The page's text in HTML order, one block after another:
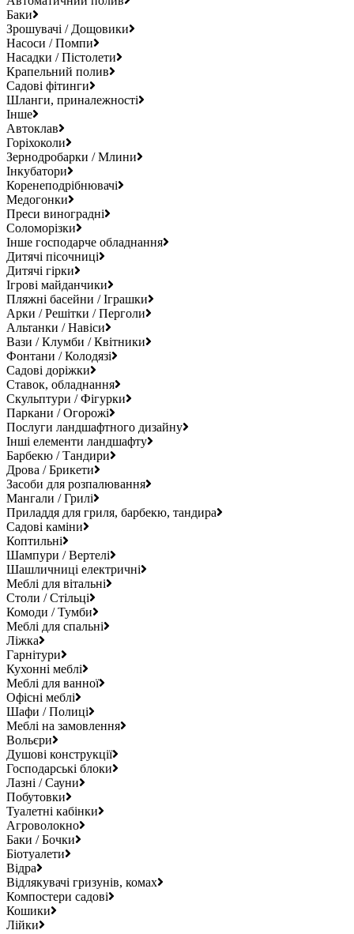
Баки
Зрошувачі / Дощовики
Насоси / Помпи
Насадки / Пістолети
Крапельний полив
Садові фітинги
Шланги, приналежності
Інше
Автоклав
Горіхоколи
Зернодробарки / Млини
Інкубатори
Коренеподрібнювачі
Медогонки
Преси виноградні
Соломорізки
Інше господарче обладнання
Дитячі пісочниці
Дитячі гірки
Ігрові майданчики
Пляжні басейни / Іграшки
Арки / Решітки / Перголи
Альтанки / Навіси
Вази / Клумби / Квітники
Фонтани / Колодязі
Садові доріжки
Ставок, обладнання
Скульптури / Фігурки
Паркани / Огорожі
Послуги ландшафтного дизайну
Інші елементи ландшафту
Барбекю / Тандири
Дрова / Брикети
Засоби для розпалювання
Мангали / Грилі
Приладдя для гриля, барбекю, тандира
Садові каміни
Коптильні
Шампури / Вертелі
Шашличниці електричні
Меблі для вітальні
Столи / Стільці
Комоди / Тумби
Меблі для спальні
Ліжка
Гарнітури
Кухонні меблі
Меблі для ванної
Офісні меблі
Шафи / Полиці
Меблі на замовлення
Вольєри
Душові конструкції
Господарські блоки
Лазні / Сауни
Побутовки
Туалетні кабінки
Агроволокно
Баки / Бочки
Біотуалети
Відра
Відлякувачі гризунів, комах
Компостери садові
Кошики
Лійки